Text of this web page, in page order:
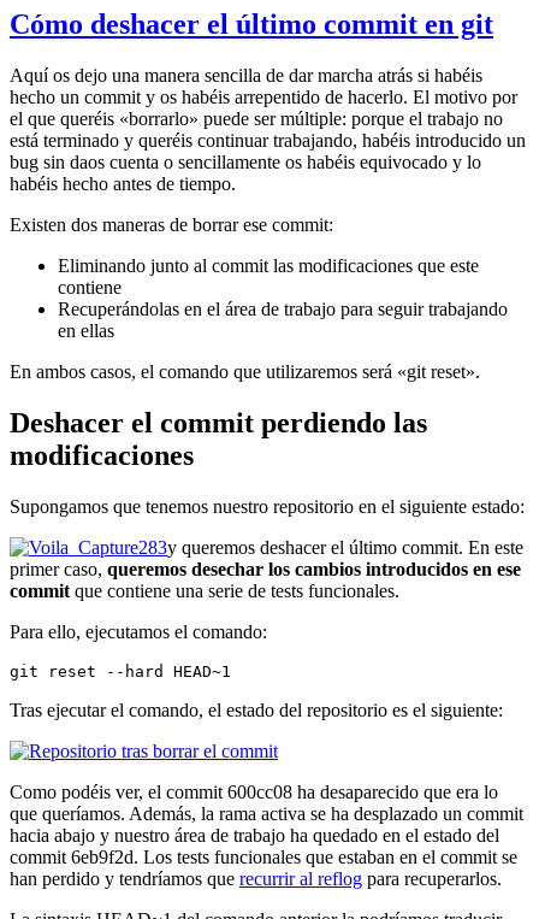
Cómo deshacer el último commit en git
Aquí os dejo una manera sencilla de dar marcha atrás si habéis
hecho un commit y os habéis arrepentido de hacerlo. El motivo por
el que queréis «borrarlo» puede ser múltiple: porque el trabajo no
está terminado y queréis continuar trabajando, habéis introducido un
bug sin daos cuenta o sencillamente os habéis equivocado y lo
habéis hecho antes de tiempo.
Existen dos maneras de borrar ese commit:
Eliminando junto al commit las modificaciones que este
contiene
Recuperándolas en el área de trabajo para seguir trabajando
en ellas
En ambos casos, el comando que utilizaremos será «git reset».
Deshacer el commit perdiendo las
modificaciones
Supongamos que tenemos nuestro repositorio en el siguiente estado:
y queremos deshacer el último commit. En este
primer caso, queremos desechar los cambios introducidos en ese
commit que contiene una serie de tests funcionales.
Para ello, ejecutamos el comando:
git reset --hard HEAD~1
Tras ejecutar el comando, el estado del repositorio es el siguiente:
Como podéis ver, el commit 600cc08 ha desaparecido que era lo
que queríamos. Además, la rama activa se ha desplazado un commit
hacia abajo y nuestro área de trabajo ha quedado en el estado del
commit 6eb9f2d. Los tests funcionales que estaban en el commit se
han perdido y tendríamos que recurrir al reflog para recuperarlos.